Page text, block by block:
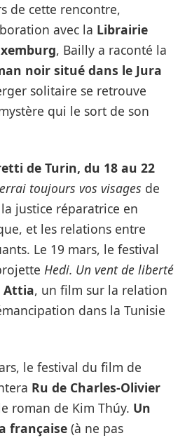
de cette rencontre,
avec la Librairie
, Bailly a raconté la
noir situé dans le Jura
solitaire se retrouve
qui le sort de son
de Turin, du 18 au 22
toujours vos visages de
justice réparatrice en
et les relations entre
Le 19 mars, le festival
Hedi. Un vent de liberté
Attia, un film sur la relation
dans la Tunisie
le festival du film de
Ru de Charles-Olivier
roman de Kim Thúy. Un
française (à ne pas